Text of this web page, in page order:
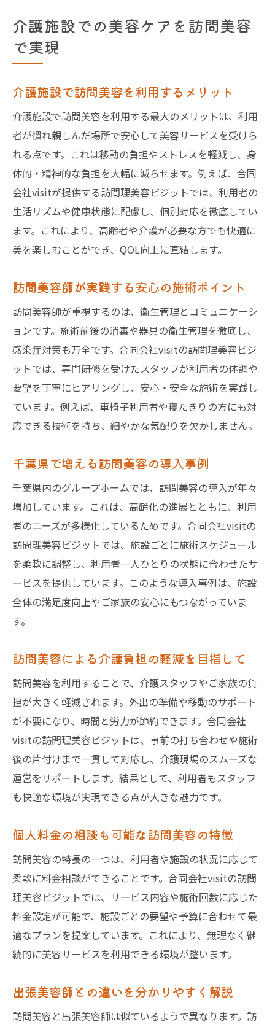
介護施設での美容ケアを訪問美容
で実現
介護施設で訪問美容を利用するメリット
介護施設で訪問美容を利用する最大のメリットは、利用
者が慣れ親しんだ場所で安心して美容サービスを受けら
れる点です。これは移動の負担やストレスを軽減し、身
体的・精神的な負担を大幅に減らせます。例えば、合同
会社visitが提供する訪問理美容ビジットでは、利用者の
生活リズムや健康状態に配慮し、個別対応を徹底してい
ます。これにより、高齢者や介護が必要な方でも快適に
美を楽しむことができ、QOL向上に直結します。
訪問美容師が実践する安心の施術ポイント
訪問美容師が重視するのは、衛生管理とコミュニケーシ
ョンです。施術前後の消毒や器具の衛生管理を徹底し、
感染症対策も万全です。合同会社visitの訪問理美容ビジ
ットでは、専門研修を受けたスタッフが利用者の体調や
要望を丁寧にヒアリングし、安心・安全な施術を実践し
ています。例えば、車椅子利用者や寝たきりの方にも対
応できる技術を持ち、細やかな気配りを欠かしません。
千葉県で増える訪問美容の導入事例
千葉県内のグループホームでは、訪問美容の導入が年々
増加しています。これは、高齢化の進展とともに、利用
者のニーズが多様化しているためです。合同会社visitの
訪問理美容ビジットでは、施設ごとに施術スケジュール
を柔軟に調整し、利用者一人ひとりの状態に合わせたサ
ービスを提供しています。このような導入事例は、施設
全体の満足度向上やご家族の安心にもつながっていま
す。
訪問美容による介護負担の軽減を目指して
訪問美容を利用することで、介護スタッフやご家族の負
担が大きく軽減されます。外出の準備や移動のサポート
が不要になり、時間と労力が節約できます。合同会社
visitの訪問理美容ビジットは、事前の打ち合わせや施術
後の片付けまで一貫して対応し、介護現場のスムーズな
運営をサポートします。結果として、利用者もスタッフ
も快適な環境が実現できる点が大きな魅力です。
個人料金の相談も可能な訪問美容の特徴
訪問美容の特長の一つは、利用者や施設の状況に応じて
柔軟に料金相談ができることです。合同会社visitの訪問
理美容ビジットでは、サービス内容や施術回数に応じた
料金設定が可能で、施設ごとの要望や予算に合わせて最
適なプランを提案しています。これにより、無理なく継
続的に美容サービスを利用できる環境が整います。
出張美容師との違いを分かりやすく解説
訪問美容と出張美容師は似ているようで異なります。訪